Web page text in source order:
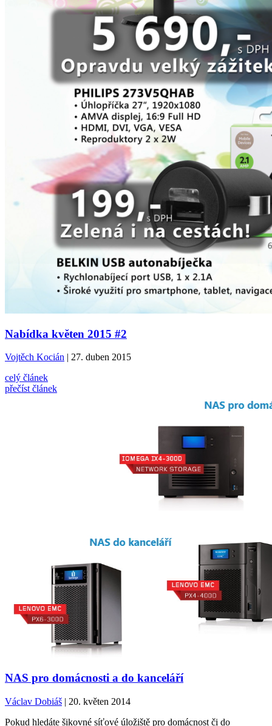
Nabídka květen 2015 #2
Vojtěch Kocián | 27. duben 2015
celý článek
přečíst článek
NAS pro domácnosti a do kanceláří
Václav Dobiáš | 20. květen 2014
Pokud hledáte šikovné síťové úložiště pro domácnost či do